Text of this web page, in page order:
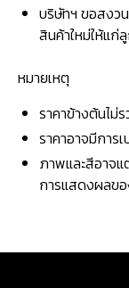
บริษัทฯ ขอสงว
สินค้าใหม่ให้แก่
หมายเหตุ
ราคาข้างต้นไม่
ราคาอาจมีการ
ภาพและสีอาจแ
การแสดงผลข